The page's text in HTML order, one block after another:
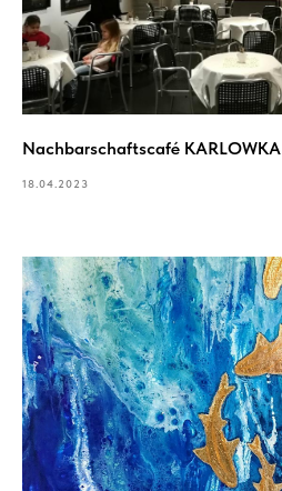
Nachbarschaftscafé KARLOWKA
18.04.2023